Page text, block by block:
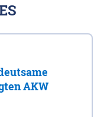
AKW